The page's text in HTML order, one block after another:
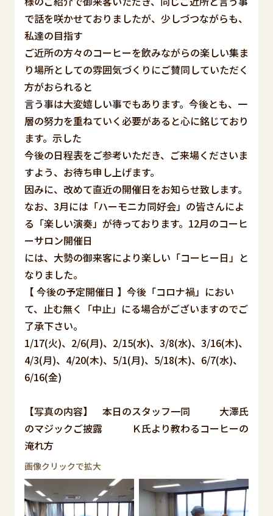
で話を咲かせておりましたが、少しづつながらも、
私達の目指す
ご近所の方々のコーヒーを飲みながらの楽しい集ま
り場所としての雰囲気づくりにご賛同していただく
方がおられると
言う事は大変嬉しい事でもあります。今後とも、一
層の努力を重ねていく必要があると心に銘じており
ます。示した
今後の日程表をご参考いただき、ご来場くださいま
すよう、お待ち申し上げます。
因みに、改めて直近の開催日をお知らせ致します。
なお、3月には「ハーモニカ同好会」の皆さんによ
る「楽しい演奏」が待っております。12月のコーヒ
ーサロン開催日
には、大勢の御来客により楽しい「コーヒー日」と
なりました。
【 今後の予定開催日 】今後「コロナ禍」におい
て、止む無く「中止」にる場合がございますのでご
了承下さい。
1/17(火)、2/6(月)、2/15(水)、3/8(水)、3/16(木)、
4/3(月)、4/20(木)、5/1(月)、5/18(木)、6/7(水)、
6/16(金)
【写真の内容】 本日のスタッフ一同 大澤氏
のマジックご披露 Ｋ氏より教わるコーヒーの
淹れ方
画像クリックで拡大